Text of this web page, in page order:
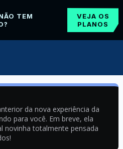
TEM
VEJA OS
PLANOS
da nova experiência da
para você. Em breve, ela
novinha totalmente pensada